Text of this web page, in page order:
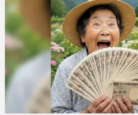
【朝の1分音読シー
ぼの歌』を一日一音
を鍛えてエネルギー
週刊女性2026年4月28日・5
血管の名医が教える“
「美肌や薄毛予防も
分で始めるケア法
週刊女性2026年4月28日・5